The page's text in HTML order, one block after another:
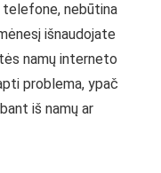
nebūtina
išnaudojate
namų interneto
problema, ypač
iš namų ar